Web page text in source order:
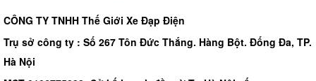
CÔNG TY TNHH Thế Giới Xe Đạp Điện
Trụ sở công ty : Số 267 Tôn Đức Thắng. Hàng Bột. Đống Đa, TP.
Hà Nội